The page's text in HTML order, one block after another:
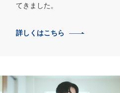
てきました。
詳しくはこちら